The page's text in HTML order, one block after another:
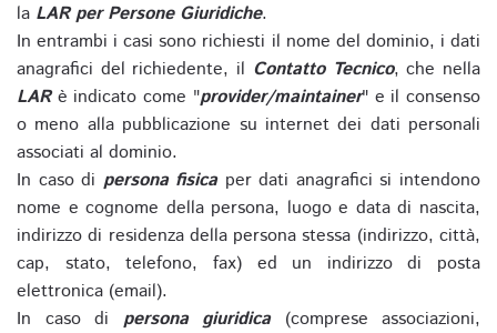
la LAR per Persone Giuridiche.
In entrambi i casi sono richiesti il nome del dominio, i dati
anagrafici del richiedente, il Contatto Tecnico, che nella
LARè indicato come "provider/maintainer" e il consenso
o meno alla pubblicazione su internet dei dati personali
associati al dominio.
In caso di persona fisicaper dati anagrafici si intendono
nome e cognome della persona, luogo e data di nascita,
indirizzo di residenza della persona stessa (indirizzo, città,
cap, stato, telefono, fax) ed un indirizzo di posta
elettronica (email).
In caso di persona giuridica(comprese associazioni,